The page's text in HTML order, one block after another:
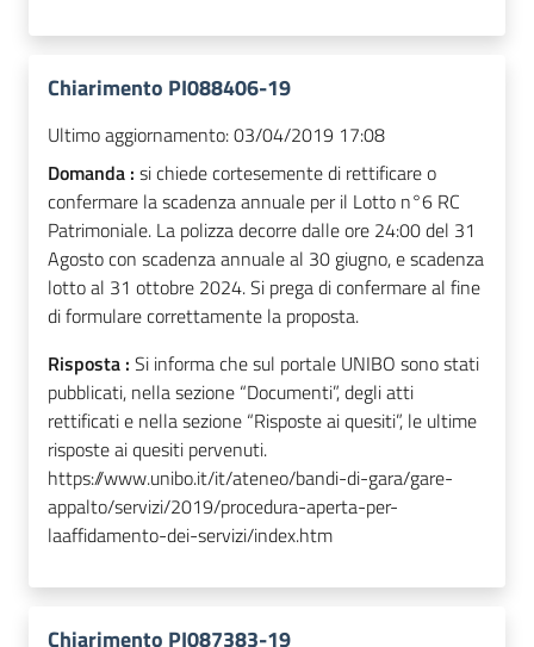
Chiarimento PI088406-19
Ultimo aggiornamento:03/04/2019 17:08
Domanda : si chiede cortesemente di rettificare o
confermare la scadenza annuale per il Lotto n°6 RC
Patrimoniale. La polizza decorre dalle ore 24:00 del 31
Agosto con scadenza annuale al 30 giugno, e scadenza
lotto al 31 ottobre 2024. Si prega di confermare al fine
di formulare correttamente la proposta.
Risposta : Si informa che sul portale UNIBO sono stati
pubblicati, nella sezione “Documenti”, degli atti
rettificati e nella sezione “Risposte ai quesiti”, le ultime
risposte ai quesiti pervenuti.
https://www.unibo.it/it/ateneo/bandi-di-gara/gare-
appalto/servizi/2019/procedura-aperta-per-
laaffidamento-dei-servizi/index.htm
Chiarimento PI087383-19